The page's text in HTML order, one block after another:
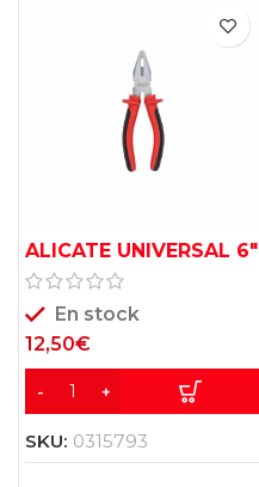
0,00
ALICATE UNIVERSAL 6″
KRT602101
En stock
12,50€
SKU: 0315793